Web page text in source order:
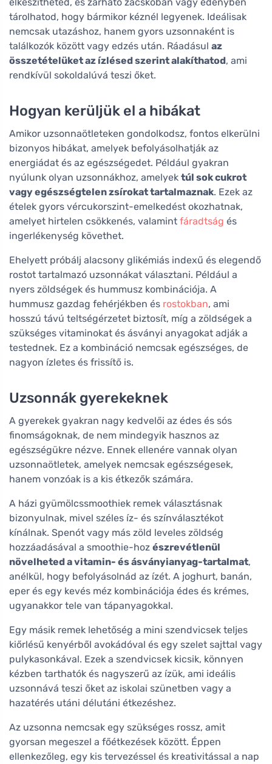
tárolhatod, hogy bármikor kéznél legyenek. Ideálisak
nemcsak utazáshoz, hanem gyors uzsonnaként is
találkozók között vagy edzés után. Ráadásul az
összetételüket az ízlésed szerint alakíthatod, ami
rendkívül sokoldalúvá teszi őket.
Hogyan kerüljük el a hibákat
Amikor uzsonnaötleteken gondolkodsz, fontos elkerülni
bizonyos hibákat, amelyek befolyásolhatják az
energiádat és az egészségedet. Például gyakran
nyúlunk olyan uzsonnákhoz, amelyek túl sok cukrot
vagy egészségtelen zsírokat tartalmaznak. Ezek az
ételek gyors vércukorszint-emelkedést okozhatnak,
amelyet hirtelen csökkenés, valamint fáradtság és
ingerlékenység követhet.
Ehelyett próbálj alacsony glikémiás indexű és elegendő
rostot tartalmazó uzsonnákat választani. Például a
nyers zöldségek és hummusz kombinációja. A
hummusz gazdag fehérjékben és rostokban, ami
hosszú távú teltségérzetet biztosít, míg a zöldségek a
szükséges vitaminokat és ásványi anyagokat adják a
testednek. Ez a kombináció nemcsak egészséges, de
nagyon ízletes és frissítő is.
Uzsonnák gyerekeknek
A gyerekek gyakran nagy kedvelői az édes és sós
finomságoknak, de nem mindegyik hasznos az
egészségükre nézve. Ennek ellenére vannak olyan
uzsonnaötletek, amelyek nemcsak egészségesek,
hanem vonzóak is a kis étkezők számára.
A házi gyümölcssmoothiek remek választásnak
bizonyulnak, mivel széles íz- és színválasztékot
kínálnak. Spenót vagy más zöld leveles zöldség
hozzáadásával a smoothie-hoz észrevétlenül
növelheted a vitamin- és ásványianyag-tartalmat,
anélkül, hogy befolyásolnád az ízét. A joghurt, banán,
eper és egy kevés méz kombinációja édes és krémes,
ugyanakkor tele van tápanyagokkal.
Egy másik remek lehetőség a mini szendvicsek teljes
kiőrlésű kenyérből avokádóval és egy szelet sajttal vagy
pulykasonkával. Ezek a szendvicsek kicsik, könnyen
kézben tarthatók és nagyszerű az ízük, ami ideális
uzsonnává teszi őket az iskolai szünetben vagy a
hazatérés utáni délutáni étkezéshez.
Az uzsonna nemcsak egy szükséges rossz, amit
gyorsan megeszel a főétkezések között. Éppen
ellenkezőleg, egy kis tervezéssel és kreativitással a nap